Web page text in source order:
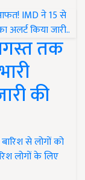
तक
की
से लोगों को
लोगों के लिए